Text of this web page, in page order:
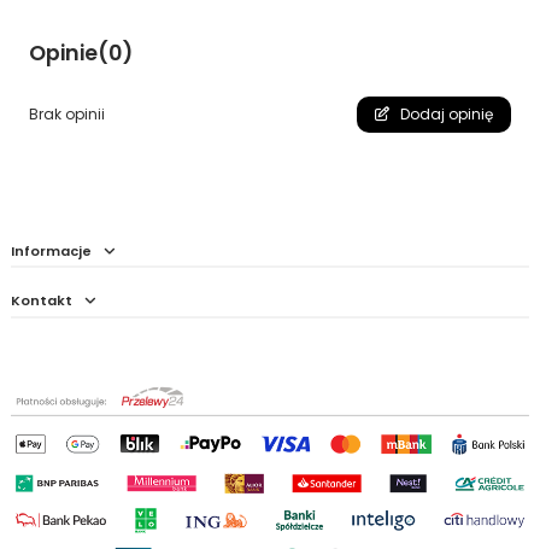
Opinie(0)
Brak opinii Dodaj opinię
Informacje
Kontakt